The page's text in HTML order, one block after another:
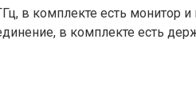
в комплекте есть монитор
в комплекте есть